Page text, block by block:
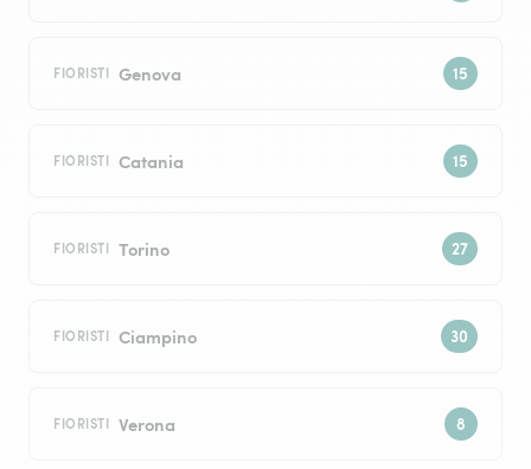
FIORISTI Genova
FIORISTI Catania
FIORISTI Torino
FIORISTI Ciampino
FIORISTI Verona